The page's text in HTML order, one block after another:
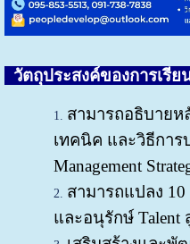
วัตถุประสงค์ของการเรีย
สามารถอธิบาย
เทคนิค และวิธีการ
Management
สามารถแปลง
และอนุรักษ์ Talent